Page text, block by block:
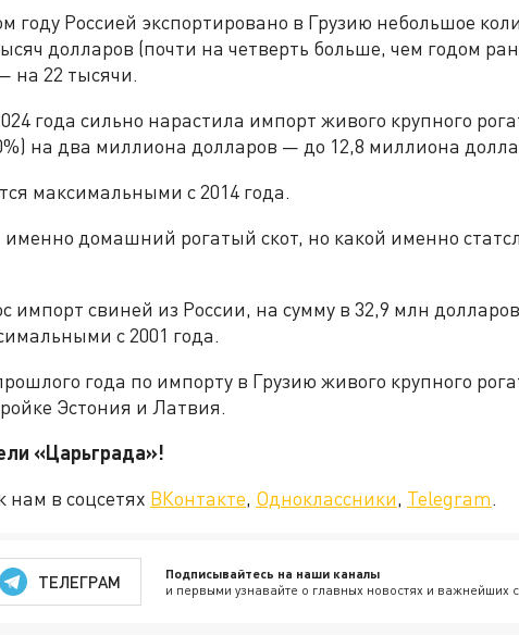
году Россией экспортировано в Грузию небольшое
долларов (почти на четверть больше, чем годом
на 22 тысячи.
года сильно нарастила импорт живого крупного
на два миллиона долларов — до 12,8 миллиона
максимальными с 2014 года.
именно домашний рогатый скот, но какой именно
импорт свиней из России, на сумму в 32,9 млн
с 2001 года.
года по импорту в Грузию живого крупного
Эстония и Латвия.
«Царьграда»!
нам в соцсетях ВКонтакте, Одноклассники, Telegram.
ТЕЛЕГРАМ Подписывайтесь на наши каналы
и первыми узнавайте о главных новостях и важнейших